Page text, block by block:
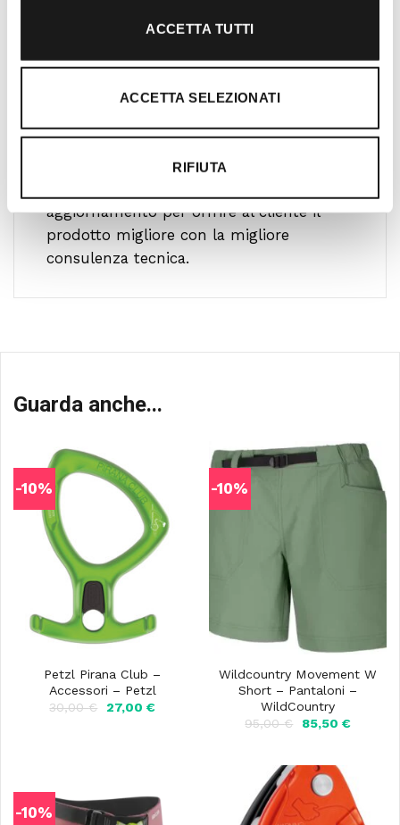
ACCETTA TUTTI
ACCETTA SELEZIONATI
RIFIUTA
Ti guidiamo alla scelta
Il nostro team è formato da personale
altamente specializzato che pratica le più
aggiornamento per offrire al cliente il
prodotto migliore con la migliore
consulenza tecnica.
Guarda anche...
-10%
Petzl Pirana Club –
Accessori – Petzl
30,00€
Il
27,00 €Il
-10%
Wildcountry Movement W
Short – Pantaloni –
WildCountry
95,00€
Il
95,00 €.
85,50 €Il
-10%